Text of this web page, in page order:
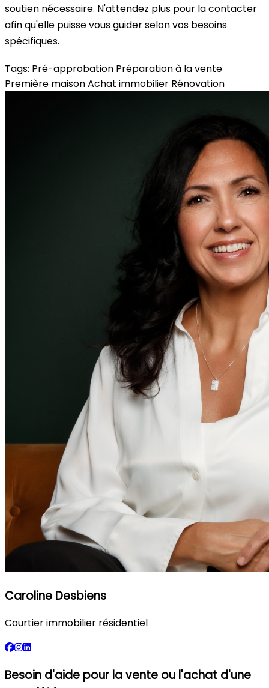
soutien nécessaire. N'attendez plus pour la contacter
afin qu'elle puisse vous guider selon vos besoins
spécifiques.
Tags: Pré-approbation Préparation à la vente
Première maisonAchat immobilier Rénovation
Caroline Desbiens
Courtier immobilier résidentiel
Besoin d'aide pour la vente ou l'achat d'une